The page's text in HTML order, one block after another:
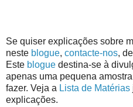
Se quiser explicações sobre
neste blogue, contacte-nos,
Este blogue destina-se à
apenas uma pequena
fazer. Veja a Lista de Matérias
explicações.